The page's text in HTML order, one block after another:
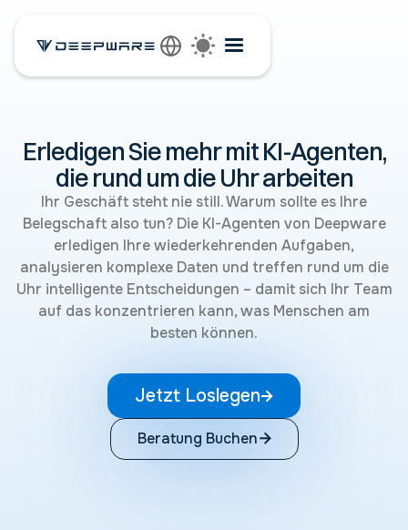
Erledigen Sie mehr mit KI-Agenten,
die rund um die Uhr arbeiten
Ihr Geschäft steht nie still. Warum sollte es Ihre
Belegschaft also tun? Die KI-Agenten von Deepware
erledigen Ihre wiederkehrenden Aufgaben,
analysieren komplexe Daten und treffen rund um die
Uhr intelligente Entscheidungen – damit sich Ihr Team
auf das konzentrieren kann, was Menschen am
besten können.
Jetzt Loslegen
Beratung Buchen